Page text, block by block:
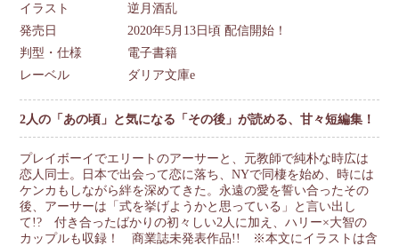
イラスト
逆月酒乱
発売日
2020年5月13日頃 配信開始！
判型・仕様
電子書籍
レーベル
ダリア文庫e
2人の「あの頃」と気になる「その後」が読める、甘々短編集！
プレイボーイでエリートのアーサーと、元教師で純朴な時広は
恋人同士。日本で出会って恋に落ち、NYで同棲を始め、時には
ケンカもしながら絆を深めてきた。永遠の愛を誓い合ったその
後、アーサーは「式を挙げようかと思っている」と言い出し
て!? 付き合ったばかりの初々しい2人に加え、ハリー×大智の
カップルも収録！ 商業誌未発表作品!! ※本文にイラストは含